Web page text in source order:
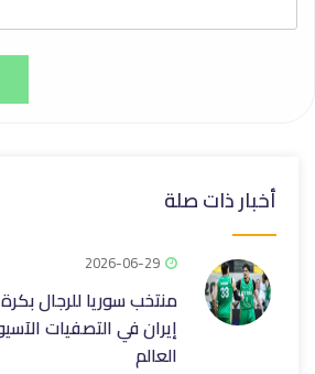
أخبار ذات صلة
2026-06-29
منتخب سوريا للرجال
إيران في التصفيات
العالم